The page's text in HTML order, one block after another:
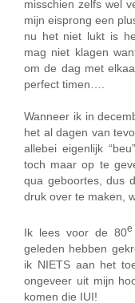
misschien zelfs wel
mijn eisprong een
nu het niet lukt is
mag niet klagen
om de dag met
perfect timen….
Wanneer ik in
het al dagen van
allebei eigenlijk
toch maar op te
qua geboortes, dus
druk over te maken,
Ik lees voor de 80e
geleden hebben
ik NIETS aan het
ongeveer uit mijn
komen die IUI!